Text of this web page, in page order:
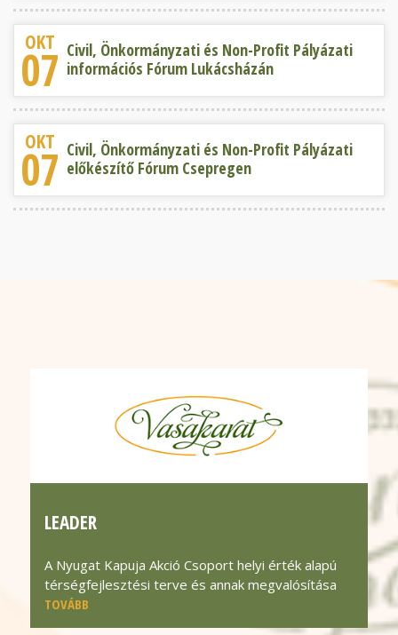
OKT
07 Civil, Önkormányzati és Non-Profit Pályázati
információs Fórum Lukácsházán
OKT
07 Civil, Önkormányzati és Non-Profit Pályázati
előkészítő Fórum Csepregen
LEADER
A Nyugat Kapuja Akció Csoport helyi érték alapú
térségfejlesztési terve és annak megvalósítása
TOVÁBB